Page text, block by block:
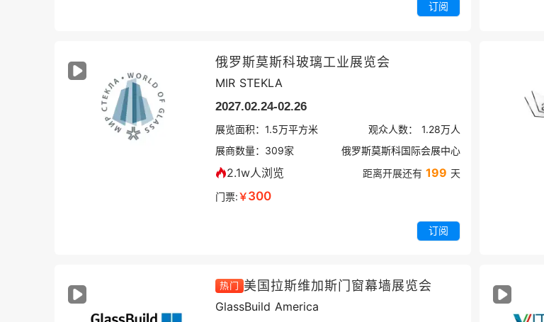
订阅
俄罗斯莫斯科玻璃工业展览会
MIR STEKLA
2027.02.24-02.26
展览面积： 1.5万平方米 观众人数： 1.28万人
展商数量： 309家 俄罗斯莫斯科国际会展中心
2.1w人浏览 距离开展还有 199 天
门票:￥300
订阅
热门 美国拉斯维加斯门窗幕墙展览会
GlassBuild America